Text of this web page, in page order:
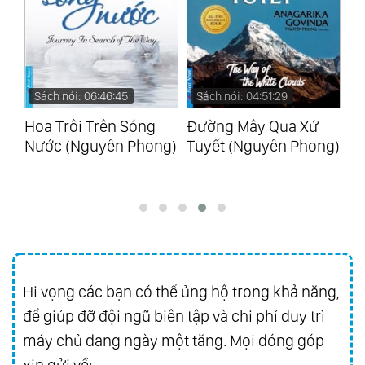
Canons, Epigrams And Jokes
80. Irish Songs Woo 152 & 153, Selection
81.
12 Irish Songs Woo 154 Complete
82.26 Welsh Songs Woo 155 Complete
83. Scottish Songs Woo 156 & 157, Complete
84.Scottish Songs Op. 108 & Woo 158-1
Symphony No. 9 In D Minor Op.125
Otto Klemperer
88.Symphonies Nos.5 & 7 - Herbert Von
Karajan
89. Piano Concerto No.5 - Piano Sonatas Nos.
Sách nói: 06:46:45
Hoa Trôi Trên Sóng
Nước (Nguyên Phong)
Sách nói: 04:51:29
Đường Mây Qua Xứ
Tuyết (Nguyên Phong)
Hi vọng các bạn có thể ủng hộ trong khả năng,
để giúp đỡ đội ngũ biên tập và chi phí duy trì
máy chủ đang ngày một tăng. Mọi đóng góp